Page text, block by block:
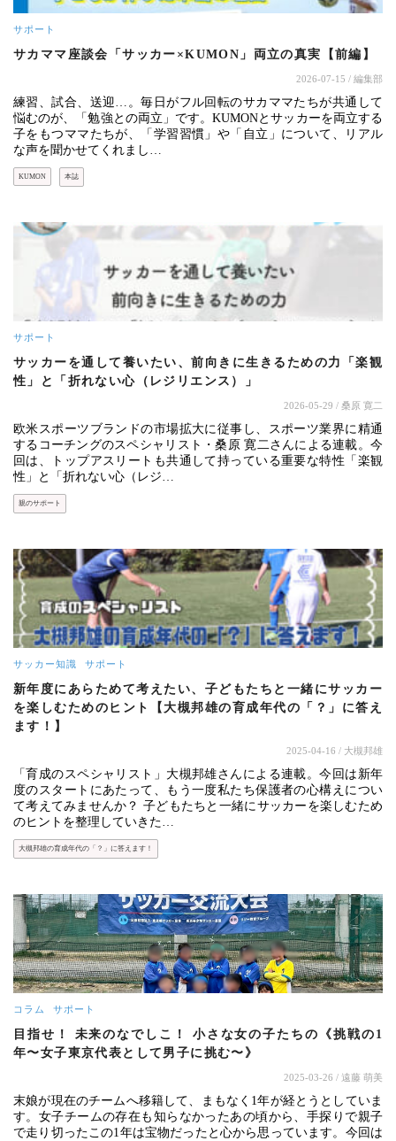
サポート
サカママ座談会「サッカー×KUMON」両立の真実【前編】
2026-07-15 / 編集部
練習、試合、送迎…。毎日がフル回転のサカママたちが共通して
悩むのが、「勉強との両立」です。KUMONとサッカーを両立する
子をもつママたちが、「学習習慣」や「自立」について、リアル
な声を聞かせてくれまし…
KUMON 本誌
サポート
サッカーを通して養いたい、前向きに生きるための力「楽観
性」と「折れない心（レジリエンス）」
2026-05-29 / 桑原 寛二
欧米スポーツブランドの市場拡大に従事し、スポーツ業界に精通
するコーチングのスペシャリスト・桑原 寛二さんによる連載。今
回は、トップアスリートも共通して持っている重要な特性「楽観
性」と「折れない心（レジ…
親のサポート
サッカー知識 サポート
新年度にあらためて考えたい、子どもたちと一緒にサッカー
を楽しむためのヒント【大槻邦雄の育成年代の「？」に答え
ます！】
2025-04-16 / 大槻邦雄
「育成のスペシャリスト」大槻邦雄さんによる連載。今回は新年
度のスタートにあたって、もう一度私たち保護者の心構えについ
て考えてみませんか？ 子どもたちと一緒にサッカーを楽しむため
のヒントを整理していきた…
大槻邦雄の育成年代の「？」に答えます！
コラム サポート
目指せ！ 未来のなでしこ！ 小さな女の子たちの《挑戦の1
年〜女子東京代表として男子に挑む〜》
2025-03-26 / 遠藤 萌美
末娘が現在のチームへ移籍して、まもなく1年が経とうとしていま
す。女子チームの存在も知らなかったあの頃から、手探りで親子
で走り切ったこの1年は宝物だったと心から思っています。今回は